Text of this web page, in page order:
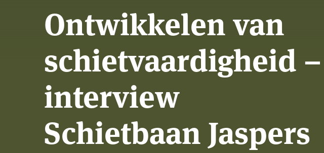
Ontwikkelen van
schietvaardigheid –
interview
Schietbaan Jaspers